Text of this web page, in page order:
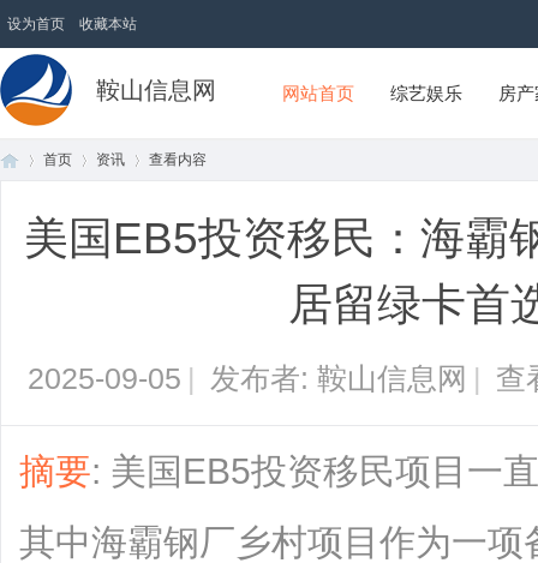
设为首页 收藏本站
鞍山信息网 网站首页 综艺娱乐 房
首页
›
资讯 查看内容
美国EB5投资移民：海霸
居留绿卡首
2025-09-05 | 发布者: 鞍山信息网 | 查
摘要: 美国EB5投资移民项目一
其中海霸钢厂乡村项目作为一